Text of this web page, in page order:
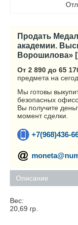
Продать
академии.
Ворошилова»
От 2 890 до 65
предмета на
Мы готовы
безопасных
Вы получите
момент сделки.
+7(968)436-
Описание
Вес:
20,69 гр.